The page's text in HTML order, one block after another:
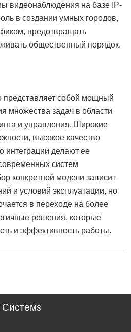
видеонаблюдения на базе IP-
в создании умных городов,
предотвращать
общественный порядок.
представляет собой мощный
множества задач в области
и управления. Широкие
высокое качество
интеграции делают ее
систем
конкретной модели зависит
и условий эксплуатации, но
в переходе на более
решения, которые
и эффективность работы.